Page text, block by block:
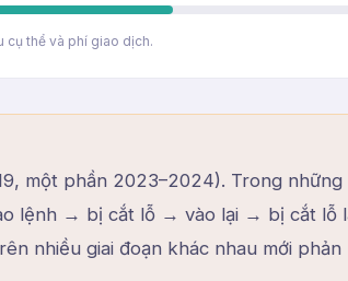
cụ thể và phí giao dịch.
một phần 2023–2024). Trong những
lệnh → bị cắt lỗ → vào lại → bị cắt lỗ
nhiều giai đoạn khác nhau mới phản